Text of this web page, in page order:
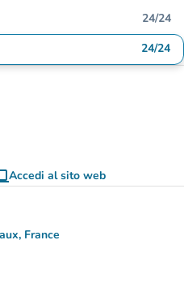
24/24
24/24
Accedi al sito web
(nuova scheda)
France
Maps)